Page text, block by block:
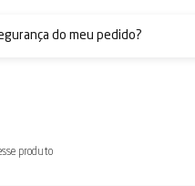
do meu pedido?
produto